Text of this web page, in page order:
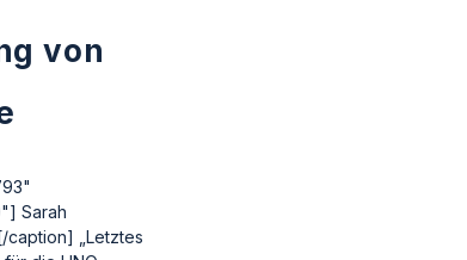
von
Sarah
caption] „Letztes